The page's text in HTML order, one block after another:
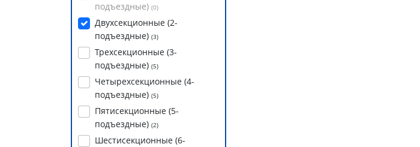
подъездные) (0)
Двухсекционные (2-
подъездные) (3)
Трехсекционные (3-
подъездные) (5)
Четырехсекционные (4-
подъездные) (5)
Пятисекционные (5-
подъездные) (2)
Шестисекционные (6-